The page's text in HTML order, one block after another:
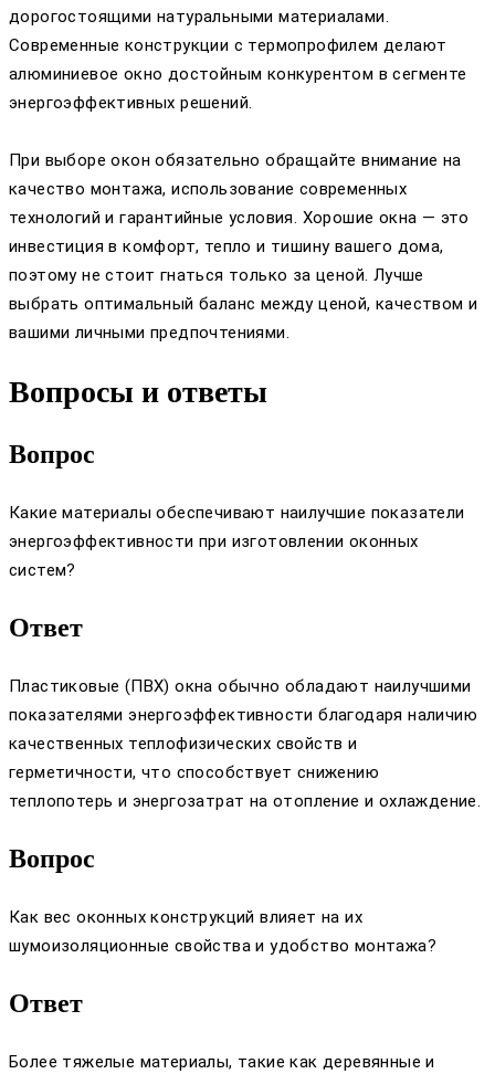
дорогостоящими натуральными материалами.
Современные конструкции с термопрофилем делают
алюминиевое окно достойным конкурентом в сегменте
энергоэффективных решений.
При выборе окон обязательно обращайте внимание на
качество монтажа, использование современных
технологий и гарантийные условия. Хорошие окна — это
инвестиция в комфорт, тепло и тишину вашего дома,
поэтому не стоит гнаться только за ценой. Лучше
выбрать оптимальный баланс между ценой, качеством и
вашими личными предпочтениями.
Вопросы и ответы
Вопрос
Какие материалы обеспечивают наилучшие показатели
энергоэффективности при изготовлении оконных
систем?
Ответ
Пластиковые (ПВХ) окна обычно обладают наилучшими
показателями энергоэффективности благодаря наличию
качественных теплофизических свойств и
герметичности, что способствует снижению
теплопотерь и энергозатрат на отопление и охлаждение.
Вопрос
Как вес оконных конструкций влияет на их
шумоизоляционные свойства и удобство монтажа?
Ответ
Более тяжелые материалы, такие как деревянные и